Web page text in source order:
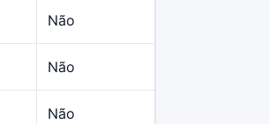
Não
Não
Não